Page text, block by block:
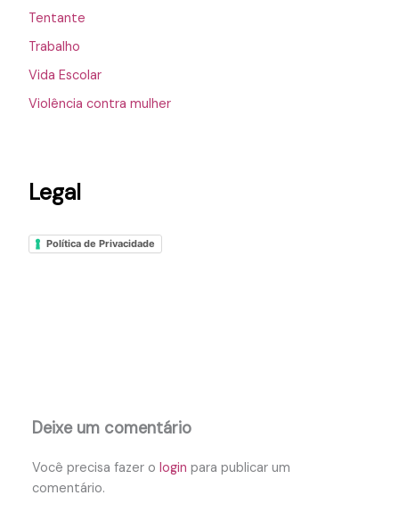
Tentante
Trabalho
Vida Escolar
Violência contra mulher
Legal
Política de Privacidade
Deixe um comentário
Você precisa fazer ologin para publicar um
comentário.